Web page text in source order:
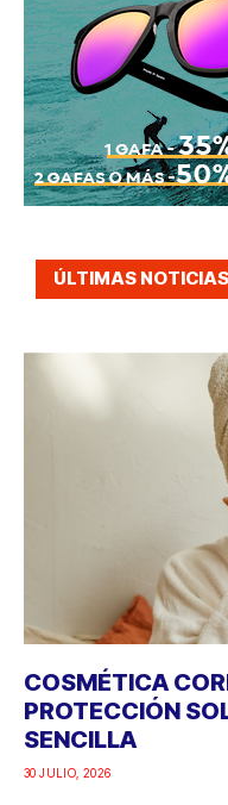
ÚLTIMAS NOTICIAS
COSMÉTICA
PROTECCIÓN
SENCILLA
30 JULIO, 2026